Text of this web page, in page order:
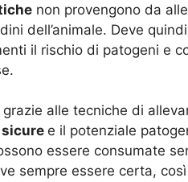
non provengono da
dell’animale. Deve
il rischio di patogeni e
alle tecniche di
e il potenziale
essere consumate
sempre essere certa,